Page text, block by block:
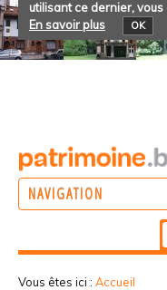
utilisant ce dernier,
En savoir plus
OK
NAVIGATION
Vous êtes ici : Accueil